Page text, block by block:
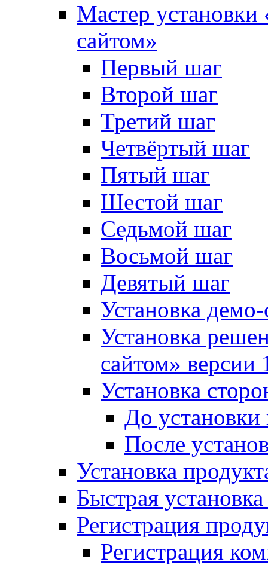
Мастер
сайтом»
Первый шаг
Второй шаг
Третий шаг
Четвёртый шаг
Пятый шаг
Шестой шаг
Седьмой шаг
Восьмой шаг
Девятый шаг
Установка
Установка
сайтом»
Установка
До установки
После
Установка
Быстрая
Регистрация
Регистрация